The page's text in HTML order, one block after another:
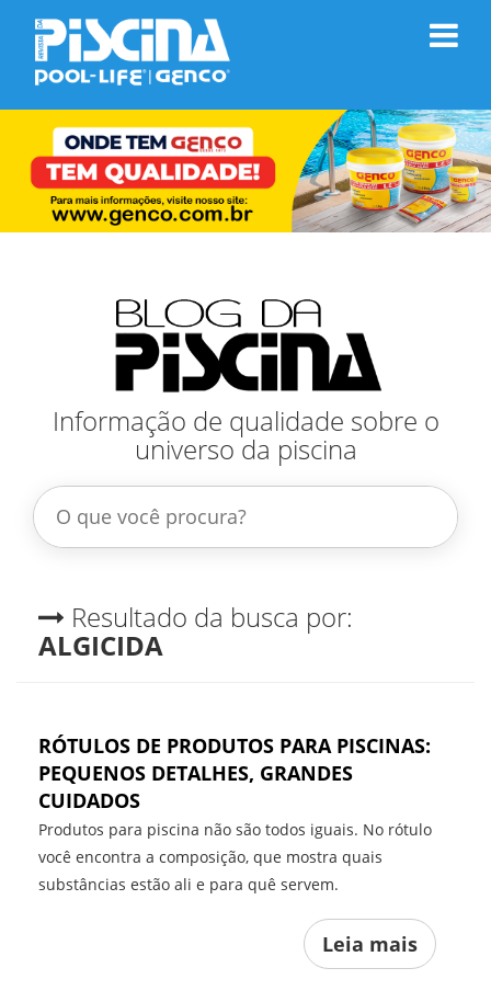
Informação de qualidade sobre o
universo da piscina
Resultado da busca por:
ALGICIDA
RÓTULOS DE PRODUTOS PARA PISCINAS:
PEQUENOS DETALHES, GRANDES
CUIDADOS
Produtos para piscina não são todos iguais. No rótulo
você encontra a composição, que mostra quais
substâncias estão ali e para quê servem.
Leia mais